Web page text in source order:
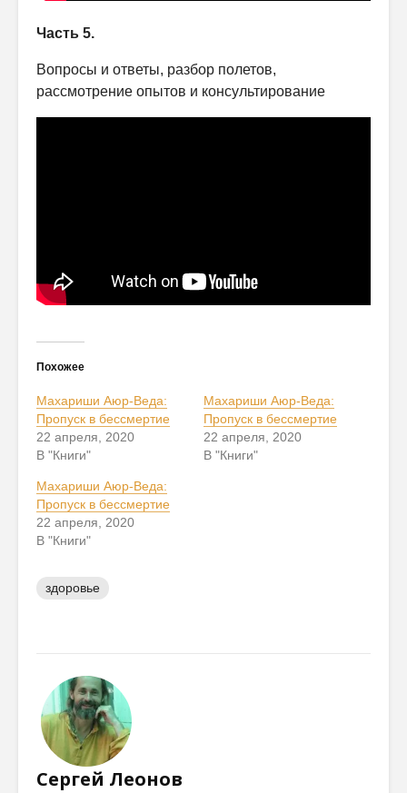
Часть 5.
Вопросы и ответы, разбор полетов,
рассмотрение опытов и консультирование
Похожее
Махариши Аюр-Веда:
Пропуск в бессмертие
22 апреля, 2020
В "Книги"
Махариши Аюр-Веда:
Пропуск в бессмертие
22 апреля, 2020
В "Книги"
Махариши Аюр-Веда:
Пропуск в бессмертие
22 апреля, 2020
В "Книги"
здоровье
Сергей Леонов